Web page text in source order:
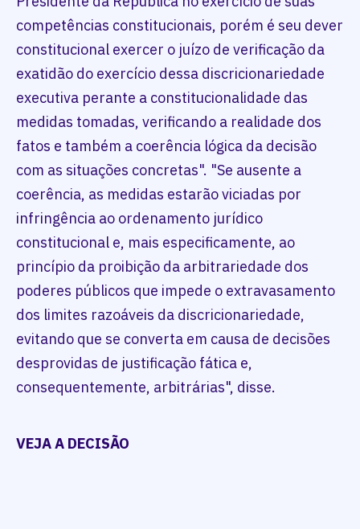
competências constitucionais, porém é seu dever
constitucional exercer o juízo de verificação da
exatidão do exercício dessa discricionariedade
executiva perante a constitucionalidade das
medidas tomadas, verificando a realidade dos
fatos e também a coerência lógica da decisão
com as situações concretas". "Se ausente a
coerência, as medidas estarão viciadas por
infringência ao ordenamento jurídico
constitucional e, mais especificamente, ao
princípio da proibição da arbitrariedade dos
poderes públicos que impede o extravasamento
dos limites razoáveis da discricionariedade,
evitando que se converta em causa de decisões
desprovidas de justificação fática e,
consequentemente, arbitrárias", disse.
VEJA A DECISÃO